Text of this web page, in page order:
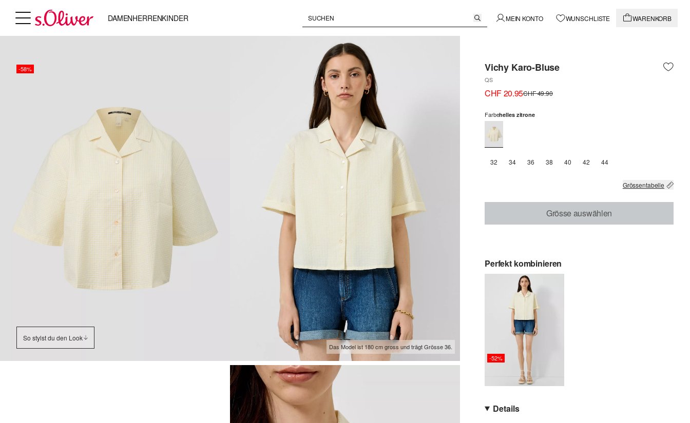
DAMENHERRENKINDER MEIN KONTO WUNSCHLISTE WARENKORB
-58%
So stylst du den Look
Das Model ist 180 cm gross und trägt Grösse 36.
Vichy Karo-Bluse
QS
CHF 20.95CHF 49.90
Farbehelles zitrone
32 34 36 38 40 42 44
Grössentabelle
Grösse auswählen
Perfekt kombinieren
-52%
Details